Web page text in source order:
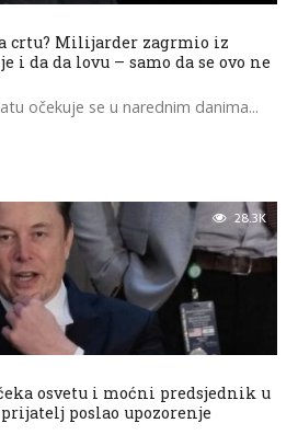
crtu? Milijarder zagrmio iz
i da da lovu – samo da se ovo ne
očekuje se u narednim danima...
28.3K
osvetu i moćni predsjednik u
poslao upozorenje